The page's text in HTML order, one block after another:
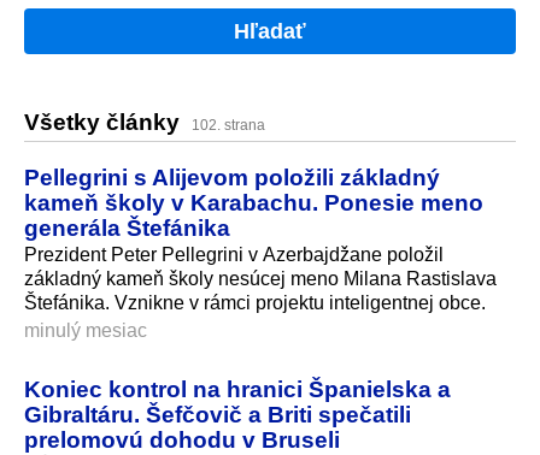
Hľadať
Všetky články 102. strana
Pellegrini s Alijevom položili základný
kameň školy v Karabachu. Ponesie meno
generála Štefánika
Prezident Peter Pellegrini v Azerbajdžane položil
základný kameň školy nesúcej meno Milana Rastislava
Štefánika. Vznikne v rámci projektu inteligentnej obce.
minulý mesiac
Koniec kontrol na hranici Španielska a
Gibraltáru. Šefčovič a Briti spečatili
prelomovú dohodu v Bruseli